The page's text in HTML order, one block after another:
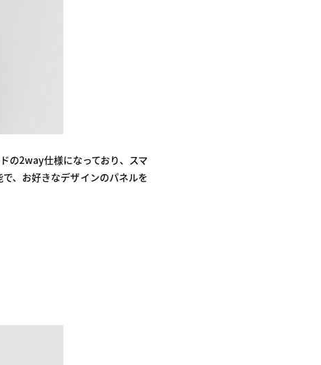
の2way仕様になっており、スマ
、お好きなデザインのパネルを